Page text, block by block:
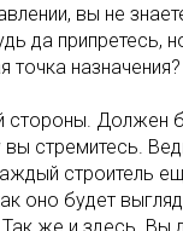
вы не
да припретесь,
точка назначения?
стороны. Должен
стремитесь.
строитель
оно будет